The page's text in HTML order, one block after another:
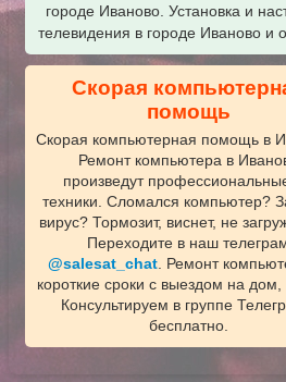
городе Иваново. Установка и
телевидения в городе Иваново и
Скорая
помощь
Скорая компьютерная помощь в
Ремонт компьютера в
произведут
техники. Сломался компьютер?
вирус? Тормозит, виснет, не
Переходите в наш
@salesat_chat. Ремонт
короткие сроки с выездом на дом,
Консультируем в группе
бесплатно.